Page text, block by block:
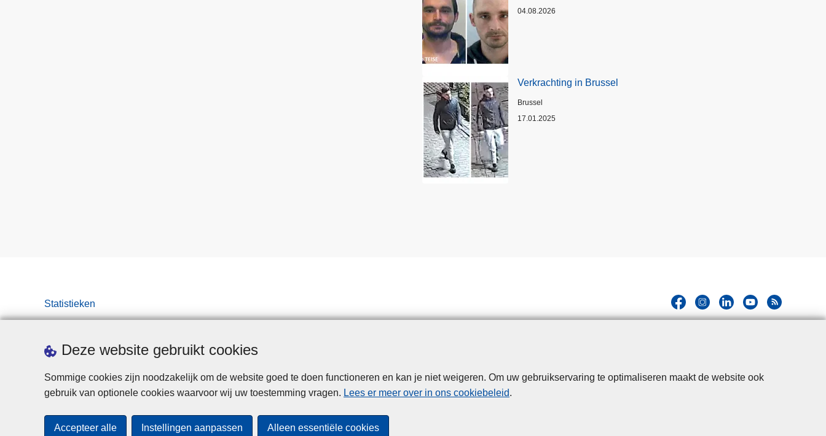
Deze website gebruikt cookies
Sommige cookies zijn noodzakelijk om de website goed te doen functioneren en kan je niet weigeren. Om uw gebruikservaring te optimaliseren maakt de website ook
gebruik van optionele cookies waarvoor wij uw toestemming vragen. Lees er meer over in ons cookiebeleid.
Accepteer alle Instellingen aanpassen Alleen essentiële cookies
04.08.2026
Verkrachting in Brussel
Plaats
Brussel
17.01.2025
Statistieken
Disclaimer Privacy Cookies Toegankelijkheid
© 2026 Politie.be